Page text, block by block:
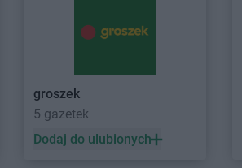
Intermarche Mogilno
Intermarche Nowogard
Intermarche Ostrzeszów
Intermarche
Ozorków
groszek
5 gazetek
Dodaj do ulubionych